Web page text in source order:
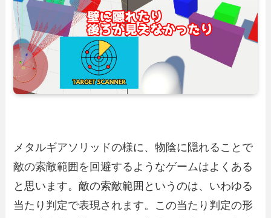
メタルギアソリッドの様に、物陰に隠れることで
敵の索敵範囲を回避するようなゲームはよくある
と思います。敵の索敵範囲というのは、いわゆる
当たり判定で表現されます。この当たり判定の形